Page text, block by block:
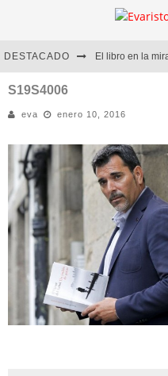
DESTACADO
Diego Meret |
Alejandra
S19S4006
eva enero 10, 2016